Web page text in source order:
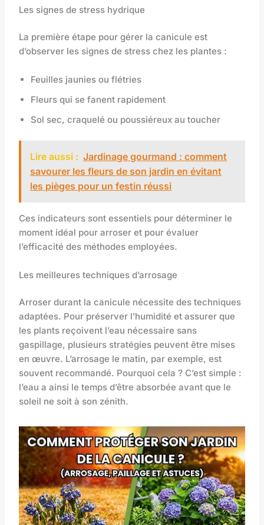
Les signes de stress hydrique
La première étape pour gérer la canicule est
d’observer les signes de stress chez les plantes :
Feuilles jaunies ou flétries
Fleurs qui se fanent rapidement
Sol sec, craquelé ou poussiéreux au toucher
Lire aussi : Jardinage gourmand : comment
savourer les fleurs de son jardin en évitant
les pièges pour un festin réussi
Ces indicateurs sont essentiels pour déterminer le
moment idéal pour arroser et pour évaluer
l’efficacité des méthodes employées.
Les meilleures techniques d’arrosage
Arroser durant la canicule nécessite des techniques
adaptées. Pour préserver l’humidité et assurer que
les plants reçoivent l’eau nécessaire sans
gaspillage, plusieurs stratégies peuvent être mises
en œuvre. L’arrosage le matin, par exemple, est
souvent recommandé. Pourquoi cela ? C’est simple :
l’eau a ainsi le temps d’être absorbée avant que le
soleil ne soit à son zénith.